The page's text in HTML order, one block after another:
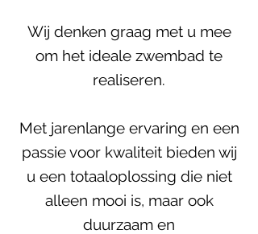
Wij denken graag met u mee
om het ideale zwembad te
realiseren.
Met jarenlange ervaring en een
passie voor kwaliteit bieden wij
u een totaaloplossing die niet
alleen mooi is, maar ook
duurzaam en